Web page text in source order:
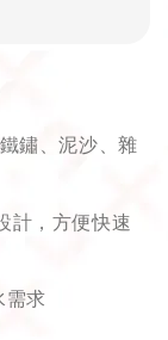
鏽、泥沙、雜
計，方便快速
需求